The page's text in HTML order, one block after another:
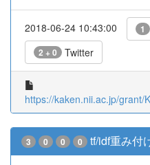
2018-06-24 10:43:00 1
2 + 0 Twitter
https://kaken.nii.ac.jp/grant/
3 0 0 0 tf/idf重み付